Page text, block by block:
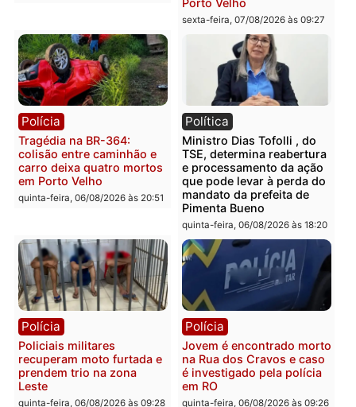
mercúrio escondidos em
estepe em Porto Velho
sexta-feira, 07/08/2026 às 09:38
operação contra facção
criminosa que atacava
provedores de internet
Rondônia
sexta-feira, 07/08/2026 às
Polícia
bairro Colina Park em RO
sexta-feira, 07/08/2026 às 09:30
Polícia
Polícia Militar apreende
explosivos e
durante patrulhamento
fluvial no Rio Madeira em
Porto Velho
sexta-feira, 07/08/2026 às